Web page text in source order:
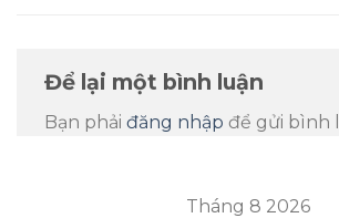
Để lại một bình luận
Bạn phải đăng nhập để gửi bình
Tháng 8 2026